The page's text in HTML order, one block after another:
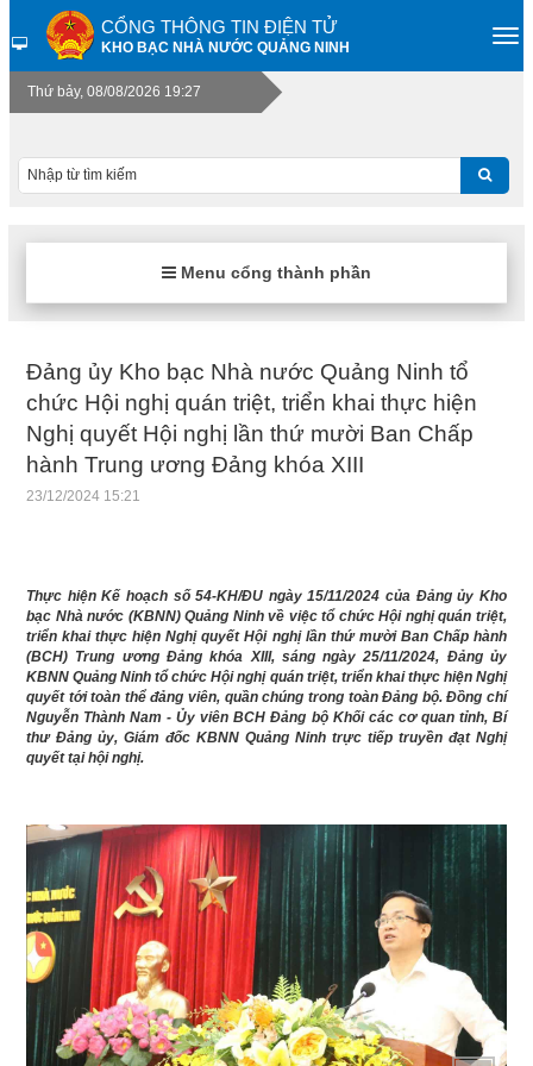
CỔNG THÔNG TIN ĐIỆN TỬ
KHO BẠC NHÀ NƯỚC QUẢNG NINH
Thứ bảy, 08/08/2026 19:27
Menu cổng thành phần
Đảng ủy Kho bạc Nhà nước Quảng Ninh tổ
chức Hội nghị quán triệt, triển khai thực hiện
Nghị quyết Hội nghị lần thứ mười Ban Chấp
hành Trung ương Đảng khóa XIII
23/12/2024 15:21
Thực hiện Kế hoạch số 54-KH/ĐU ngày 15/11/2024 của Đảng ủy Kho
bạc Nhà nước (KBNN) Quảng Ninh về việc tổ chức Hội nghị quán triệt,
triển khai thực hiện Nghị quyết Hội nghị lần thứ mười Ban Chấp hành
(BCH) Trung ương Đảng khóa XIII, sáng ngày 25/11/2024, Đảng ủy
KBNN Quảng Ninh tổ chức Hội nghị quán triệt, triển khai thực hiện Nghị
quyết tới toàn thể đảng viên, quần chúng trong toàn Đảng bộ. Đồng chí
Nguyễn Thành Nam - Ủy viên BCH Đảng bộ Khối các cơ quan tỉnh, Bí
thư Đảng ủy, Giám đốc KBNN Quảng Ninh trực tiếp truyền đạt Nghị
quyết tại hội nghị.